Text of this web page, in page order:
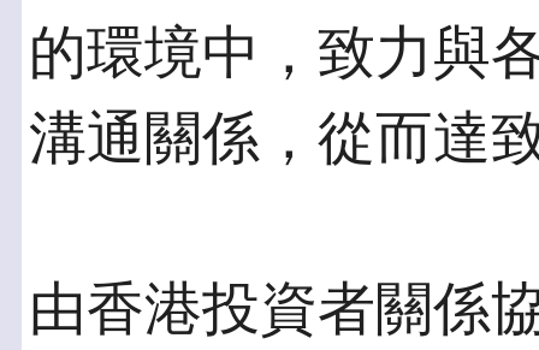
的環境中，致力與
溝通關係，從而達
由香港投資者關係